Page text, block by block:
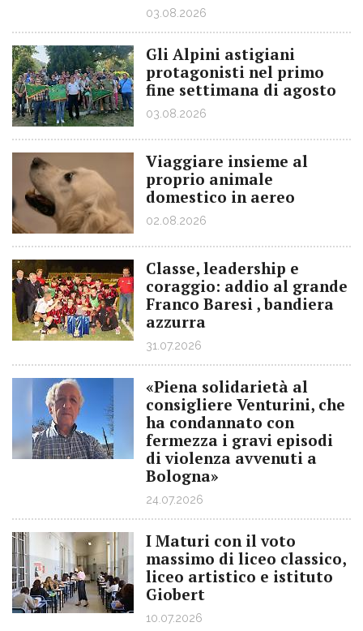
03.08.2026
Gli Alpini astigiani
protagonisti nel primo
fine settimana di agosto
03.08.2026
Viaggiare insieme al
proprio animale
domestico in aereo
02.08.2026
Classe, leadership e
coraggio: addio al grande
Franco Baresi , bandiera
azzurra
31.07.2026
«Piena solidarietà al
consigliere Venturini, che
ha condannato con
fermezza i gravi episodi
di violenza avvenuti a
Bologna»
24.07.2026
I Maturi con il voto
massimo di liceo classico,
liceo artistico e istituto
Giobert
10.07.2026